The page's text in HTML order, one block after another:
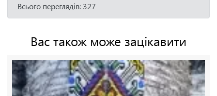
Всього переглядів: 327
Вас також може зацікавити